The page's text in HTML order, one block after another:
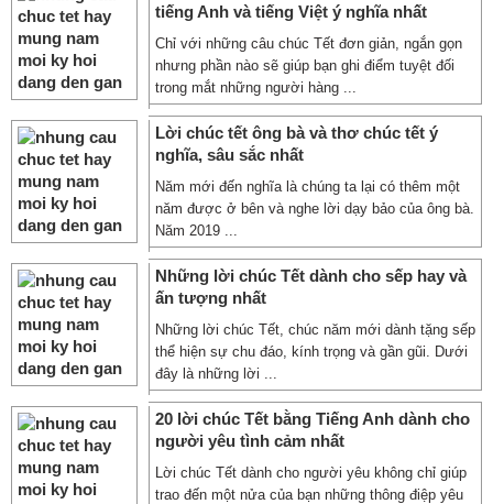
tiếng Anh và tiếng Việt ý nghĩa nhất
Chỉ với những câu chúc Tết đơn giản, ngắn gọn
nhưng phần nào sẽ giúp bạn ghi điểm tuyệt đối
trong mắt những người hàng ...
Lời chúc tết ông bà và thơ chúc tết ý
nghĩa, sâu sắc nhất
Năm mới đến nghĩa là chúng ta lại có thêm một
năm được ở bên và nghe lời dạy bảo của ông bà.
Năm 2019 ...
Những lời chúc Tết dành cho sếp hay và
ấn tượng nhất
Những lời chúc Tết, chúc năm mới dành tặng sếp
thể hiện sự chu đáo, kính trọng và gần gũi. Dưới
đây là những lời ...
20 lời chúc Tết bằng Tiếng Anh dành cho
người yêu tình cảm nhất
Lời chúc Tết dành cho người yêu không chỉ giúp
trao đến một nửa của bạn những thông điệp yêu